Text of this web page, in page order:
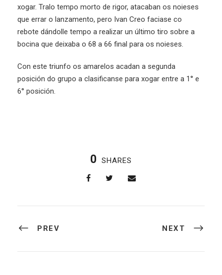
xogar. Tralo tempo morto de rigor, atacaban os noieses
que errar o lanzamento, pero Ivan Creo faciase co
rebote dándolle tempo a realizar un último tiro sobre a
bocina que deixaba o 68 a 66 final para os noieses.
Con este triunfo os amarelos acadan a segunda
posición do grupo a clasificanse para xogar entre a 1° e
6° posición.
0 SHARES
PREV NEXT